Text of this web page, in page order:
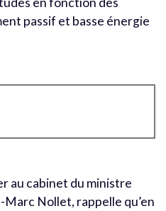
passif et basse énergie
au cabinet du ministre
Nollet, rappelle qu’en